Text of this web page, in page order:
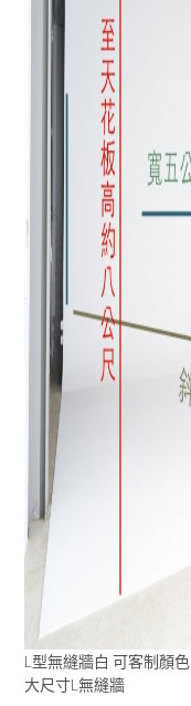
L型無縫牆白 可客制顏色
大尺寸L無縫牆